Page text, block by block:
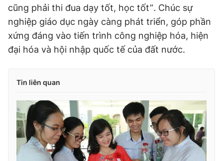
cũng phải thi đua dạy tốt, học tốt”. Chúc sự
nghiệp giáo dục ngày càng phát triển, góp phần
xứng đáng vào tiến trình công nghiệp hóa, hiện
đại hóa và hội nhập quốc tế của đất nước.
Tin liên quan